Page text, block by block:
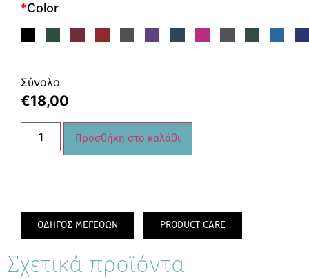
*Color
Σύνολο
€18,00
Προσθήκη στο καλάθι
ΟΔΗΓΟΣ ΜΕΓΕΘΩΝ PRODUCT CARE
Σχετικά προϊόντα